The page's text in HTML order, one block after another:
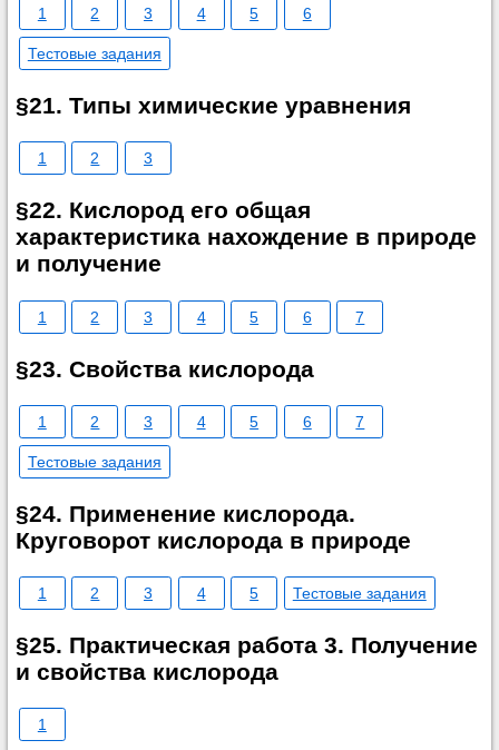
1 2 3 4 5 6
Тестовые задания
§21. Типы химические уравнения
1 2 3
§22. Кислород его общая
характеристика нахождение в природе
и получение
1 2 3 4 5 6 7
§23. Свойства кислорода
1 2 3 4 5 6 7
Тестовые задания
§24. Применение кислорода.
Круговорот кислорода в природе
1 2 3 4 5 Тестовые задания
§25. Практическая работа 3. Получение
и свойства кислорода
1